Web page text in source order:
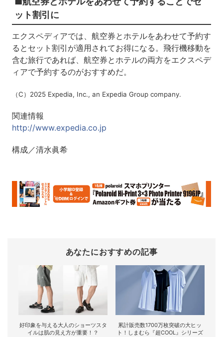
ット割引に
エクスペディアでは、航空券とホテルをあわせて予約す
るとセット割引が適用されてお得になる。飛行機移動を
含む旅行であれば、航空券とホテルの両方をエクスペデ
ィアで予約するのがおすすめだ。
（C）2025 Expedia, Inc., an Expedia Group company.
関連情報
http://www.expedia.co.jp
構成／清水眞希
あなたにおすすめの記事
好印象を与える大人のショーツスタ
イルは肌の見え方が重要！？
累計販売数1700万枚突破の大ヒッ
ト！しまむら『超COOL』シリーズ